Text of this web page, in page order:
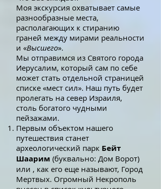
Моя экскурсия охватывает самые
разнообразные места,
располагающих к стиранию
граней между мирами реальности
и «Высшего».
Мы отправимся из Святого города
Иерусалим, который сам по себе
может стать отдельной страницей
списке «мест сил». Наш путь будет
пролегать на север Израиля,
столь богатого чудными
пейзажами.
Первым объектом нашего
путешествия станет
археологический парк Бейт
Шаарим (буквально: Дом Ворот)
или , как его еще называют, Город
Мертвых. Огромный Некрополь